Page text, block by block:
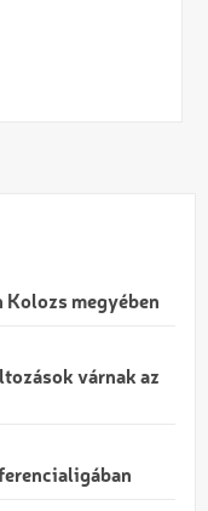
Kolozs megyében
várnak az